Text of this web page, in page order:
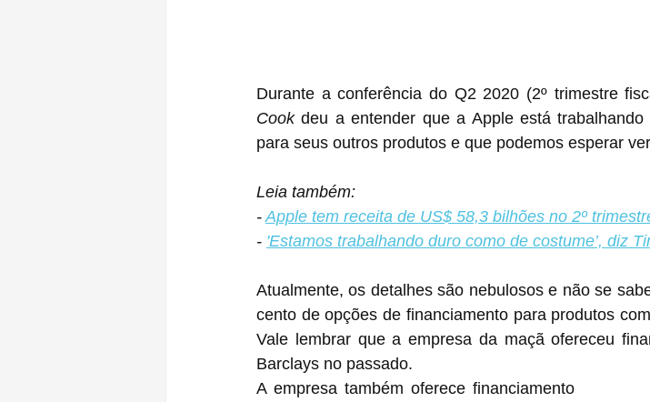
Durante a conferência do Q2 2020 (2º trimestre
Cook deu a entender que a Apple está trabalhando
para seus outros produtos e que podemos esperar
Leia também:
- Apple tem receita de US$ 58,3 bilhões no 2º
- 'Estamos trabalhando duro como de costume’, diz
Atualmente, os detalhes são nebulosos e não se
cento de opções de financiamento para produtos
Vale lembrar que a empresa da maçã ofereceu
Barclays no passado.
A empresa também oferece financiamento